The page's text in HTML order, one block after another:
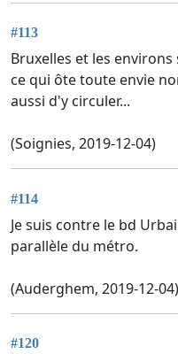
#113
Bruxelles et les
ce qui ôte toute envie
aussi d'y circuler...
(Soignies, 2019-12-04)
#114
Je suis contre le bd
parallèle du métro.
(Auderghem, 2019-12-04)
#120